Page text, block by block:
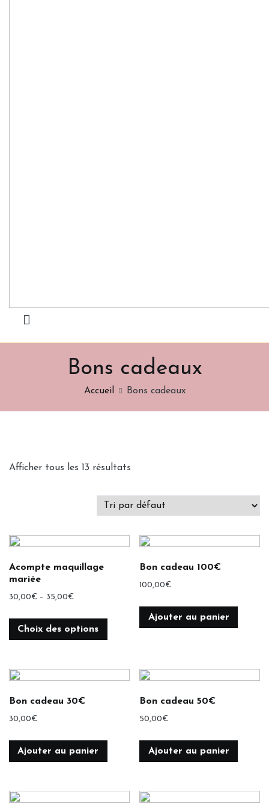
Bons cadeaux
Accueil Bons cadeaux
Afficher tous les 13 résultats
Acompte maquillage
mariée
30,00€ – 35,00€
Choix des options
Bon cadeau 100€
100,00€
Ajouter au panier
Bon cadeau 30€
30,00€
Ajouter au panier
Bon cadeau 50€
50,00€
Ajouter au panier